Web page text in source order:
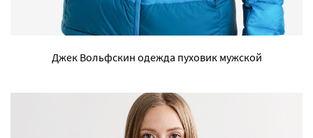
Джек Вольфскин одежда пуховик мужской